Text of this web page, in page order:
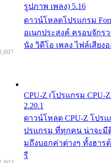
รูปภาพ เพลง) 5.16
ดาวน์โหลดโปรแกรม
อเนกประสงค์ ครอบจักร
นัง วิดีโอ เพลง ไฟล์เสียง
CPU-Z (โปรแกรม CPU-
2.20.1
ดาวน์โหลด CPU-Z โปร
ปรแกรม ที่ทุกคน น่าจะมีติ
มถึงบอกค่าต่างๆ ทั้งฮาร
รี